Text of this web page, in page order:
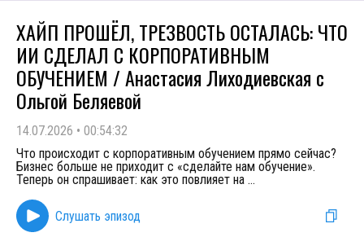
ХАЙП ПРОШЁЛ, ТРЕЗВОСТЬ ОСТАЛАСЬ: ЧТО
ИИ СДЕЛАЛ С КОРПОРАТИВНЫМ
ОБУЧЕНИЕМ / Анастасия Лиходиевская с
Ольгой Беляевой
14.07.2026 • 00:54:32
Что происходит с корпоративным обучением прямо сейчас?
Бизнес больше не приходит с «сделайте нам обучение».
Теперь он спрашивает: как это повлияет на ...
Слушать эпизод